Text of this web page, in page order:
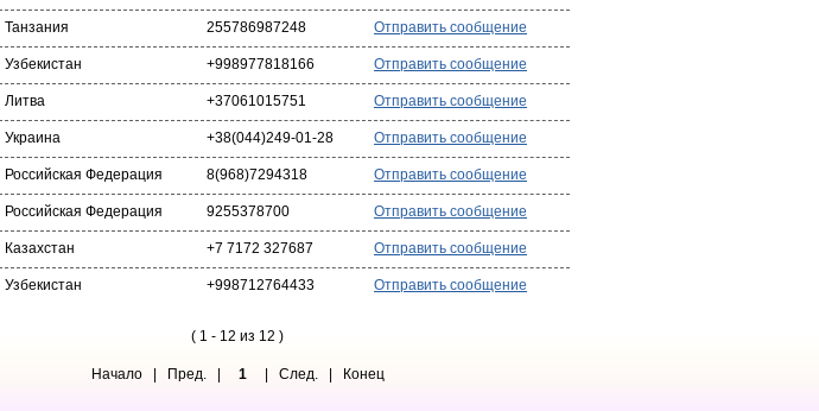
Танзания 255786987248 Отправить сообщение
Узбекистан +998977818166 Отправить сообщение
Литва +37061015751 Отправить сообщение
Украина +38(044)249-01-28 Отправить сообщение
Российская Федерация 8(968)7294318 Отправить сообщение
Российская Федерация 9255378700 Отправить сообщение
Казахстан +7 7172 327687 Отправить сообщение
Узбекистан +998712764433 Отправить сообщение
( 1 - 12 из 12 )
Начало | Пред. | 1| След. | Конец